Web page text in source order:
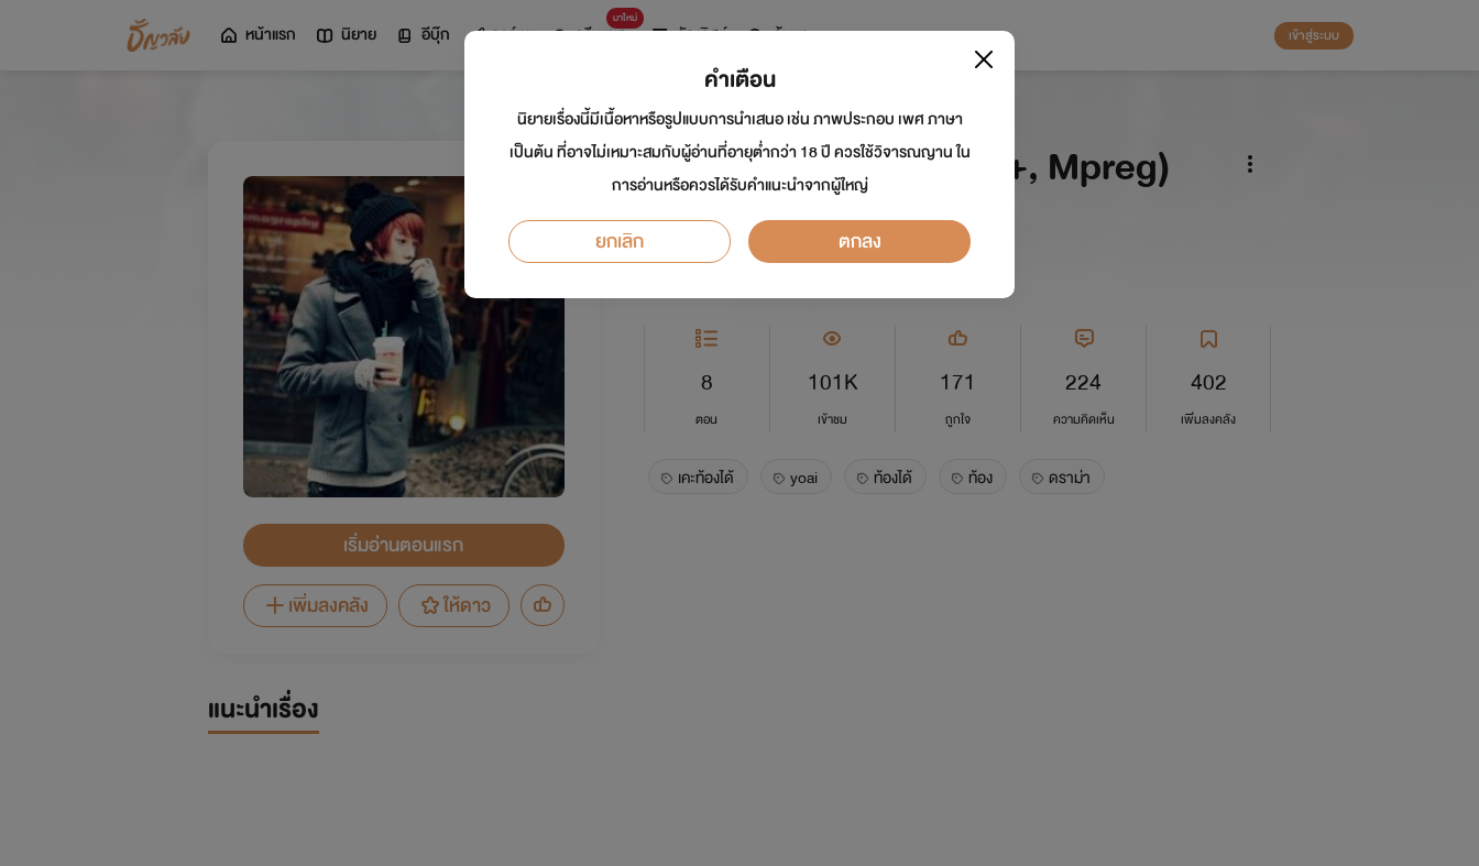
หน้าแรก นิยาย อีบุ๊ก การ์ตูน
มาใหม่
ดรีมแชท ธัญลิสต์ ค้นหา เข้าสู่ระบบ
เริ่มอ่านตอนแรก
เพิ่มลงคลัง
ให้ดาว
คืนรักไร้ดาว (Yaoi 18+, Mpreg)
นักเขียน:cinnamon_roll
Y
8
ตอน
101K
เข้าชม
171
ถูกใจ
224
ความคิดเห็น
402
เพิ่มลงคลัง
เคะท้องได้ yoai ท้องได้ ท้อง ดราม่า
แนะนำเรื่อง
คำเตือน
นิยายเรื่องนี้มีเนื้อหาหรือรูปแบบการนำเสนอ เช่น ภาพประกอบ เพศ ภาษา
เป็นต้น ที่อาจไม่เหมาะสมกับผู้อ่านที่อายุต่ำกว่า 18 ปี ควรใช้วิจารณญาน ใน
การอ่านหรือควรได้รับคำแนะนำจากผู้ใหญ่
ยกเลิก ตกลง